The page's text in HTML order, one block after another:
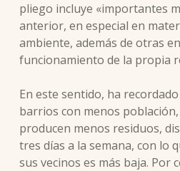
pliego incluye «importantes
anterior, en especial en
ambiente, además de otras
funcionamiento de la propia
En este sentido, ha
barrios con menos
producen menos residuos,
tres días a la semana, con lo
sus vecinos es más baja. Por